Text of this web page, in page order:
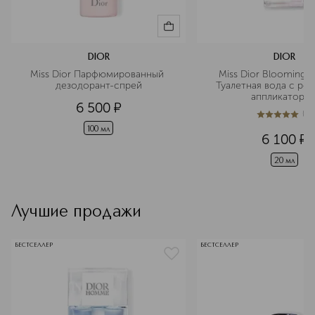
DIOR
Miss Dior Парфюмированный
дезодорант-спрей
6 500 ¤
100 мл
DIOR
Miss Dior Blooming
Туалетная вода с
5из 51 (
6 100 ¤
20 мл
Лучшие продажи
БЕСТСЕЛЛЕР БЕСТСЕЛЛЕР